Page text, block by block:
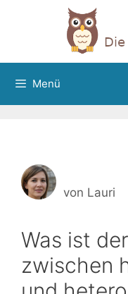
Menü
von Lauri
Was ist
zwischen